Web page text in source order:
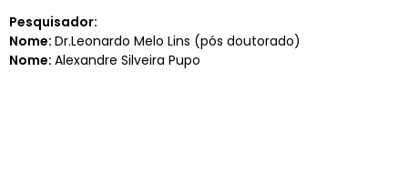
Pesquisador:
Nome: Dr.Leonardo Melo Lins (pós doutorado)
Nome: Alexandre Silveira Pupo